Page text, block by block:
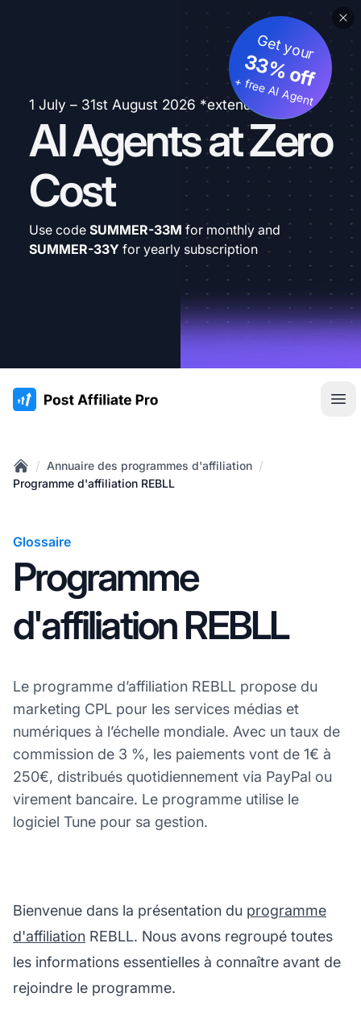
1 July – 31st August 2026 *extended
AI Agents at Zero
Cost
Get your
33% off
+ free AI Agent
Use code SUMMER-33M for monthly and
SUMMER-33Y for yearly subscription
:site.title
Home
/ Annuaire des programmes d'affiliation /
Programme d'affiliation REBLL
Glossaire
Programme
d'affiliation REBLL
Le programme d’affiliation REBLL propose du
marketing CPL pour les services médias et
numériques à l’échelle mondiale. Avec un taux de
commission de 3 %, les paiements vont de 1€ à
250€, distribués quotidiennement via PayPal ou
virement bancaire. Le programme utilise le
logiciel Tune pour sa gestion.
Bienvenue dans la présentation du programme
d'affiliation REBLL. Nous avons regroupé toutes
les informations essentielles à connaître avant de
rejoindre le programme.